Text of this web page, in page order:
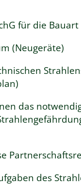
für die
(Neugeräte)
das
des